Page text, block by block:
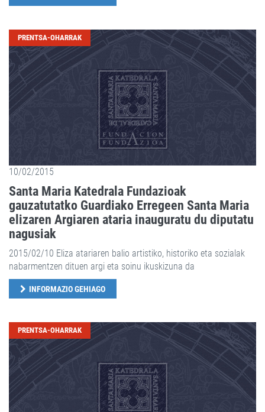
PRENTSA-OHARRAK
10/02/2015
Santa Maria Katedrala Fundazioak
gauzatutatko Guardiako Erregeen Santa Maria
elizaren Argiaren ataria inauguratu du diputatu
nagusiak
2015/02/10 Eliza atariaren balio artistiko, historiko eta sozialak
nabarmentzen dituen argi eta soinu ikuskizuna da
INFORMAZIO GEHIAGO
PRENTSA-OHARRAK